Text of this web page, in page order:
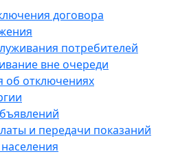
договора
потребителей
вне очереди
об отключениях
и передачи показаний